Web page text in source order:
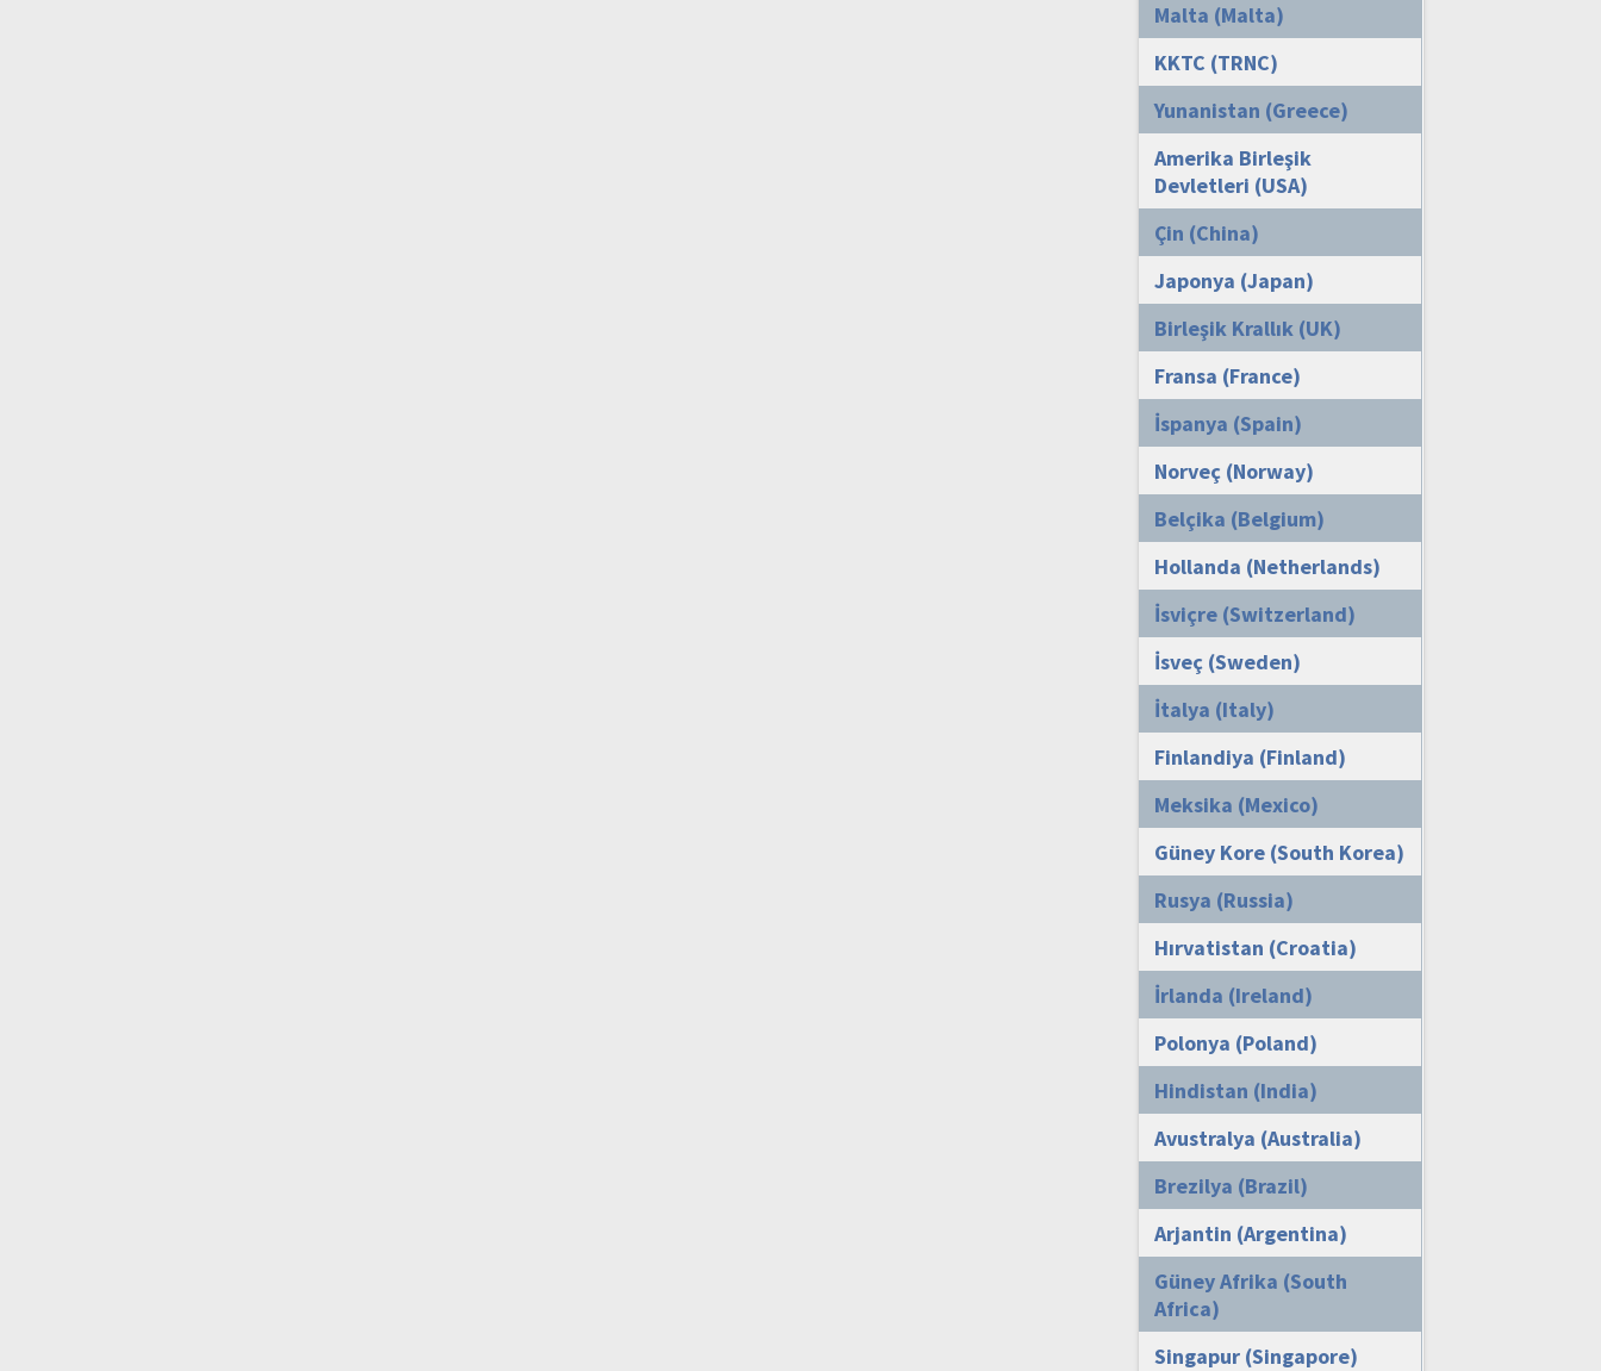
Malta (Malta)
KKTC (TRNC)
Yunanistan (Greece)
Amerika Birleşik
Devletleri (USA)
Çin (China)
Japonya (Japan)
Birleşik Krallık (UK)
Fransa (France)
İspanya (Spain)
Norveç (Norway)
Belçika (Belgium)
Hollanda (Netherlands)
İsviçre (Switzerland)
İsveç (Sweden)
İtalya (Italy)
Finlandiya (Finland)
Meksika (Mexico)
Güney Kore (South Korea)
Rusya (Russia)
Hırvatistan (Croatia)
İrlanda (Ireland)
Polonya (Poland)
Hindistan (India)
Avustralya (Australia)
Brezilya (Brazil)
Arjantin (Argentina)
Güney Afrika (South
Africa)
Singapur (Singapore)